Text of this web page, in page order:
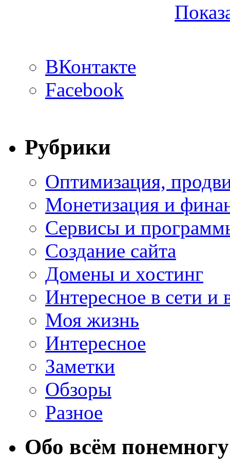
ВКонтакте
Facebook
Рубрики
Оптимизация,
Монетизация и
Сервисы и
Создание сайта
Домены и хостинг
Интересное в сети и
Моя жизнь
Интересное
Заметки
Обзоры
Разное
Обо всём понемногу